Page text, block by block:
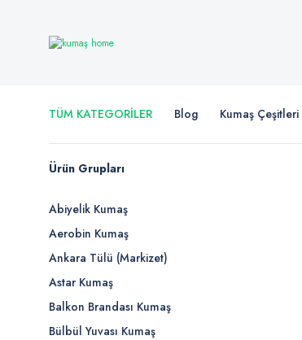
TÜM KATEGORİLER Blog Kumaş Çeşitleri
Ürün Grupları
Abiyelik Kumaş
Aerobin Kumaş
Ankara Tülü (Markizet)
Astar Kumaş
Balkon Brandası Kumaş
Bülbül Yuvası Kumaş